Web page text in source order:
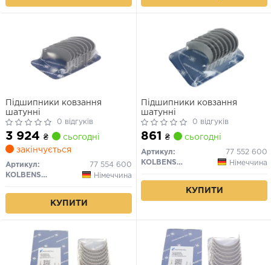
Підшипники ковзання
шатунні
0 відгуків
3 924 ₴
сьогодні
закінчується
Артикул:
77 554 600
KOLBENSCHMIDT
Німеччина
КУПИТИ
Підшипники ковзання
шатунні
0 відгуків
861 ₴ сьогодні
Артикул:
77 552 600
KOLBENSCHMIDT
Німеччина
КУПИТИ